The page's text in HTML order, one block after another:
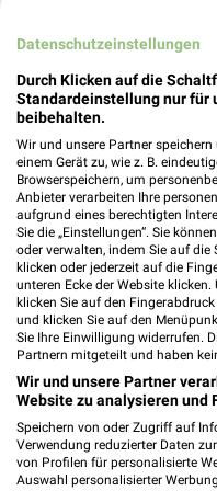
Jetzt alle "Angebote für
entdecken!
Datenschutzeinstellungen
Durch Klicken auf die
Standardeinstellung nur für
beibehalten.
Wir und unsere Partner
einem Gerät zu, wie z. B.
Browserspeichern, um
Anbieter verarbeiten Ihre
aufgrund eines berechtigten
Sie die „Einstellungen“. Sie
oder verwalten, indem Sie auf die
klicken oder jederzeit auf die
unteren Ecke der Website
klicken Sie auf den
und klicken Sie auf den
Sie Ihre Einwilligung widerrufen.
Partnern mitgeteilt und haben
Wir und unsere Partner
Website zu analysieren und
Speichern von oder Zugriff auf
Verwendung reduzierter Daten
von Profilen für personalisierte
Auswahl personalisierter